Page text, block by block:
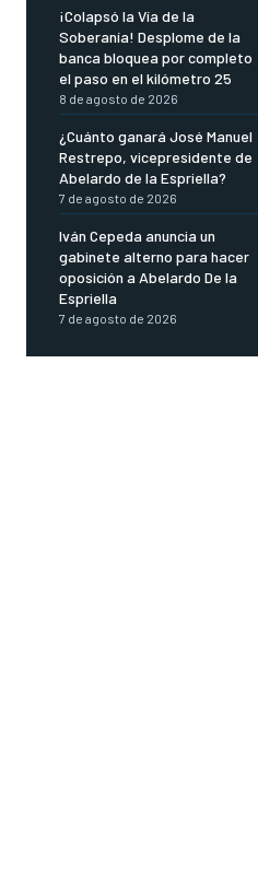
¡Colapsó la Vía de la
Soberanía! Desplome de la
banca bloquea por completo
el paso en el kilómetro 25
8 de agosto de 2026
¿Cuánto ganará José Manuel
Restrepo, vicepresidente de
Abelardo de la Espriella?
7 de agosto de 2026
Iván Cepeda anuncia un
gabinete alterno para hacer
oposición a Abelardo De la
Espriella
7 de agosto de 2026